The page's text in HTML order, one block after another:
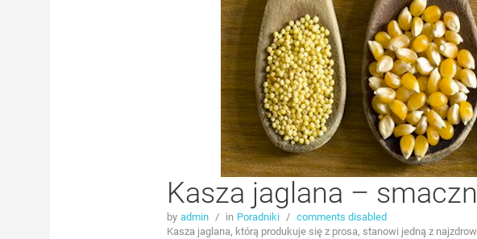
Kasza jaglana –
by admin / in Poradniki / comments disabled
Kasza jaglana, którą produkuje się z prosa, stanowi jedną z